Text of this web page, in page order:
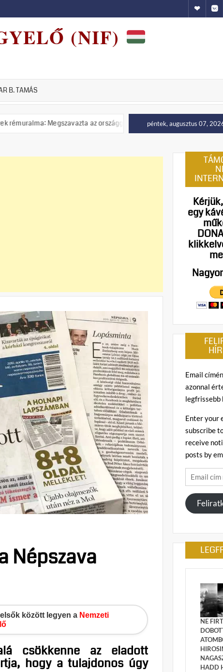
Hundub
(NIF)
B. TAMÁS
az országgyűlés a tiszás ÁVH felállítását!péntek, augusztus 07,
Népszava
között legyen a Nemzeti
csökkenne az eladott
hogy a tulajdonos úgy
egy
Email
azonnal
Enter your
subscribe
receive
posts by
Email
cím
megadása
NE
HADD